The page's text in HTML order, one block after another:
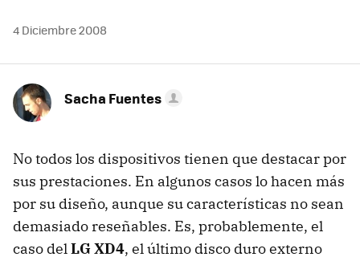
4 Diciembre 2008
Sacha Fuentes
No todos los dispositivos tienen que destacar por
sus prestaciones. En algunos casos lo hacen más
por su diseño, aunque su características no sean
demasiado reseñables. Es, probablemente, el
caso delLG XD4, el último disco duro externo